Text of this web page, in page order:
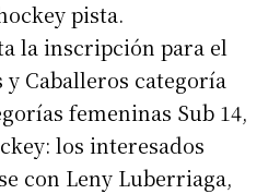
pista.
la inscripción para el
y Caballeros categoría
femeninas Sub 14,
los interesados
con Leny Luberriaga,